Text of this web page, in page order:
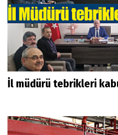
İl müdürü tebrikleri